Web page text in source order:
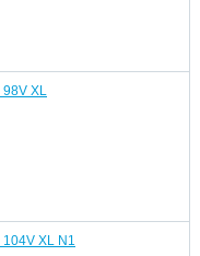
98V XL
XL N1